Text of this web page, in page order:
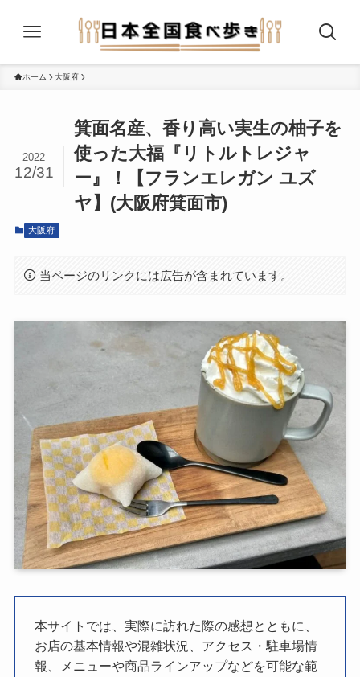
ホーム 大阪府
箕面名産、香り高い実生の柚子を
使った大福『リトルトレジャ
ー』！【フランエレガン ユズ
ヤ】(大阪府箕面市)
2022
12/31
大阪府
当ページのリンクには広告が含まれています。
本サイトでは、実際に訪れた際の感想とともに、
お店の基本情報や混雑状況、アクセス・駐車場情
報、メニューや商品ラインアップなどを可能な範